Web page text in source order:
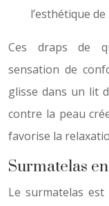
l’esthétique
Ces draps de
sensation de
glisse dans un lit
contre la peau
favorise la
Surmatelas
Le surmatelas